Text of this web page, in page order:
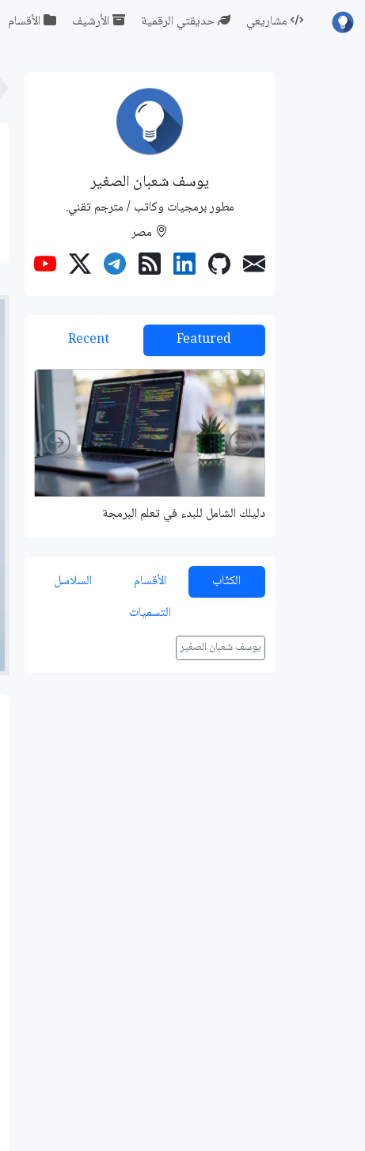
مشاريعي حديقتي الرقمية الأرشيف الأقسام
يوسف شعبان الصغير
مطور برمجيات وكاتب / مترجم تقني.
مصر
Featured
Recent
دليلك الشامل للبدء في تعلم البرمجة
Left
Right
الكتّاب الأقسام
السلاسل
التسميات
يوسف شعبان الصغير